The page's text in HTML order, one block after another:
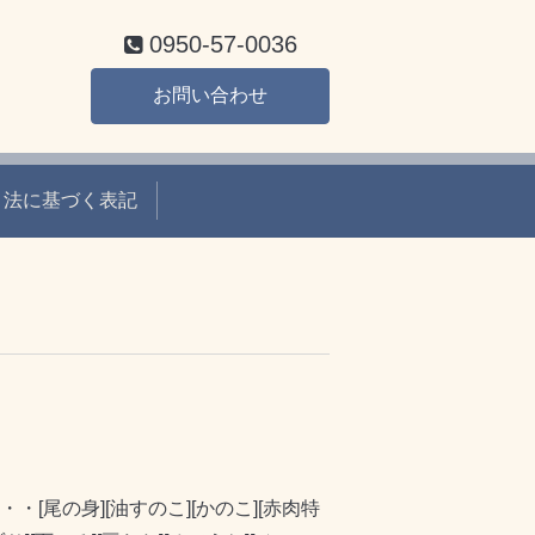
0950-57-0036
お問い合わせ
に基づく表記
・[尾の身][油すのこ][かのこ][赤肉特